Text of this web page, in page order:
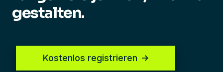
gestalten.
Kostenlos registrieren